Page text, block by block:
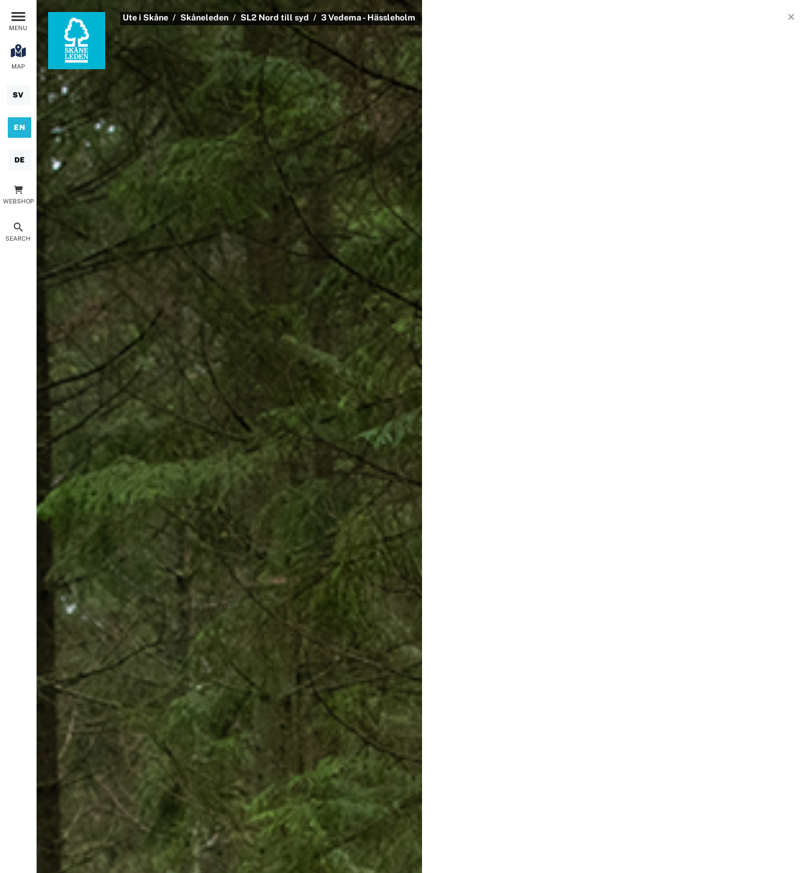
MENU
MAP
SV
EN
DE
WEBSHOP
SEARCH
Ute i Skåne Skåneleden SL2 Nord till syd 3 Vedema - Hässleholm